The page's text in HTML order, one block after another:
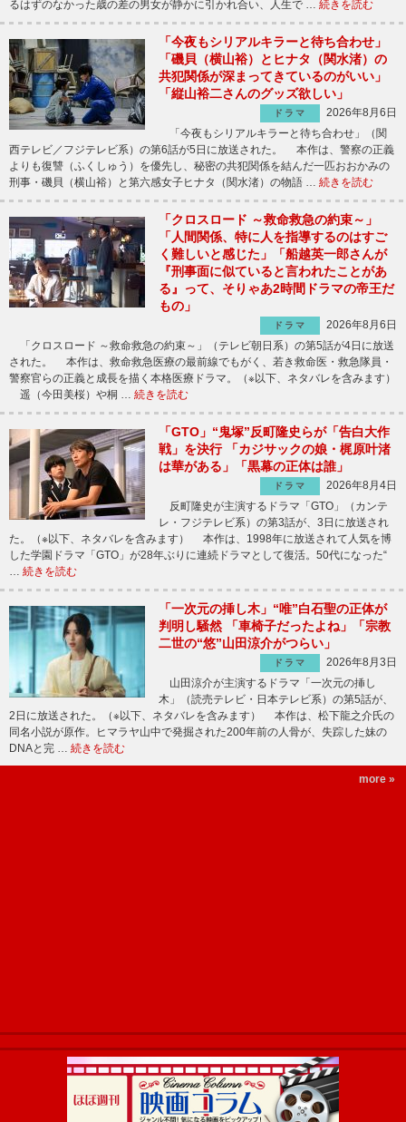
るはずのなかった歳の差の男女が静かに引かれ合い、人生で … 続きを読む
「今夜もシリアルキラーと待ち合わせ」
「磯貝（横山裕）とヒナタ（関水渚）の
共犯関係が深まってきているのがいい」
「縦山裕二さんのグッズ欲しい」
ドラマ
2026年8月6日
「今夜もシリアルキラーと待ち合わせ」（関
西テレビ／フジテレビ系）の第6話が5日に放送された。 本作は、警察の正義
よりも復讐（ふくしゅう）を優先し、秘密の共犯関係を結んだ一匹おおかみの
刑事・磯貝（横山裕）と第六感女子ヒナタ（関水渚）の物語 … 続きを読む
「クロスロード ～救命救急の約束～」
「人間関係、特に人を指導するのはすご
く難しいと感じた」「船越英一郎さんが
『刑事面に似ていると言われたことがあ
る』って、そりゃあ2時間ドラマの帝王だ
もの」
ドラマ
2026年8月6日
「クロスロード ～救命救急の約束～」（テレビ朝日系）の第5話が4日に放送
された。 本作は、救命救急医療の最前線でもがく、若き救命医・救急隊員・
警察官らの正義と成長を描く本格医療ドラマ。（※以下、ネタバレを含みます）
遥（今田美桜）や桐 … 続きを読む
「GTO」“鬼塚”反町隆史らが「告白大作
戦」を決行 「カジサックの娘・梶原叶渚
は華がある」「黒幕の正体は誰」
ドラマ
2026年8月4日
反町隆史が主演するドラマ「GTO」（カンテ
レ・フジテレビ系）の第3話が、3日に放送され
た。（※以下、ネタバレを含みます） 本作は、1998年に放送されて人気を博
した学園ドラマ「GTO」が28年ぶりに連続ドラマとして復活。50代になった“
… 続きを読む
「一次元の挿し木」“唯”白石聖の正体が
判明し騒然 「車椅子だったよね」「宗教
二世の“悠”山田涼介がつらい」
ドラマ
2026年8月3日
山田涼介が主演するドラマ「一次元の挿し
木」（読売テレビ・日本テレビ系）の第5話が、
2日に放送された。（※以下、ネタバレを含みます） 本作は、松下龍之介氏の
同名小説が原作。ヒマラヤ山中で発掘された200年前の人骨が、失踪した妹の
DNAと完 … 続きを読む
more »